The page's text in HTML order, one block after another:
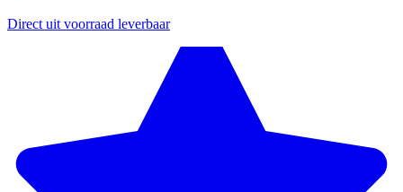
Direct uit voorraad leverbaar